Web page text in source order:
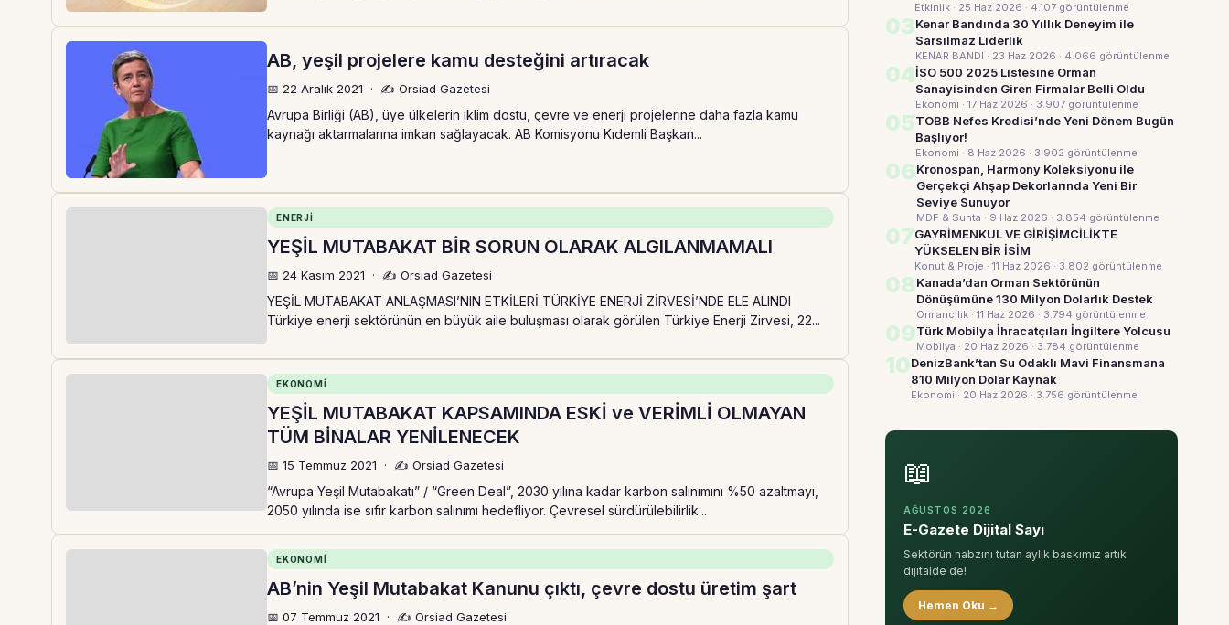
AB, yeşil projelere kamu desteğini artıracak
📅 22 Aralık 2021 · ✍️ Orsiad Gazetesi
Avrupa Birliği (AB), üye ülkelerin iklim dostu, çevre ve enerji projelerine daha fazla kamu
kaynağı aktarmalarına imkan sağlayacak. AB Komisyonu Kıdemli Başkan...
ENERJİ
YEŞİL MUTABAKAT BİR SORUN OLARAK ALGILANMAMALI
📅 24 Kasım 2021 · ✍️ Orsiad Gazetesi
YEŞİL MUTABAKAT ANLAŞMASI’NIN ETKİLERİ TÜRKİYE ENERJİ ZİRVESİ’NDE ELE ALINDI
Türkiye enerji sektörünün en büyük aile buluşması olarak görülen Türkiye Enerji Zirvesi, 22...
EKONOMI
YEŞİL MUTABAKAT KAPSAMINDA ESKİ ve VERİMLİ OLMAYAN
TÜM BİNALAR YENİLENECEK
📅 15 Temmuz 2021 · ✍️ Orsiad Gazetesi
“Avrupa Yeşil Mutabakatı” / “Green Deal”, 2030 yılına kadar karbon salınımını %50 azaltmayı,
2050 yılında ise sıfır karbon salınımı hedefliyor. Çevresel sürdürülebilirlik...
EKONOMI
AB’nin Yeşil Mutabakat Kanunu çıktı, çevre dostu üretim şart
📅 07 Temmuz 2021 · ✍️ Orsiad Gazetesi
Etkinlik · 25 Haz 2026 · 4.107 görüntülenme
03Kenar Bandında 30 Yıllık Deneyim ile
Sarsılmaz Liderlik
KENAR BANDI · 23 Haz 2026 · 4.066 görüntülenme
04İSO 500 2025 Listesine Orman
Sanayisinden Giren Firmalar Belli Oldu
Ekonomi · 17 Haz 2026 · 3.907 görüntülenme
05TOBB Nefes Kredisi’nde Yeni Dönem Bugün
Başlıyor!
Ekonomi · 8 Haz 2026 · 3.902 görüntülenme
06Kronospan, Harmony Koleksiyonu ile
Gerçekçi Ahşap Dekorlarında Yeni Bir
Seviye Sunuyor
MDF & Sunta · 9 Haz 2026 · 3.854 görüntülenme
07GAYRİMENKUL VE GİRİŞİMCİLİKTE
YÜKSELEN BİR İSİM
Konut & Proje · 11 Haz 2026 · 3.802 görüntülenme
08Kanada’dan Orman Sektörünün
Dönüşümüne 130 Milyon Dolarlık Destek
Ormancılık · 11 Haz 2026 · 3.794 görüntülenme
09Türk Mobilya İhracatçıları İngiltere Yolcusu
Mobilya · 20 Haz 2026 · 3.784 görüntülenme
10DenizBank’tan Su Odaklı Mavi Finansmana
810 Milyon Dolar Kaynak
Ekonomi · 20 Haz 2026 · 3.756 görüntülenme
📖
AĞUSTOS 2026
E-Gazete Dijital Sayı
Sektörün nabzını tutan aylık baskımız artık
dijitalde de!
Hemen Oku →